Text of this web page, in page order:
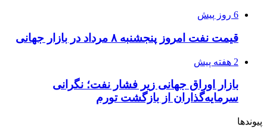
6 روز پیش
قیمت نفت امروز پنجشنبه ۸ مرداد در بازار جهانی
2 هفته پیش
بازار اوراق جهانی زیر فشار نفت؛ نگرانی
سرمایه‌گذاران از بازگشت تورم
پیوندها